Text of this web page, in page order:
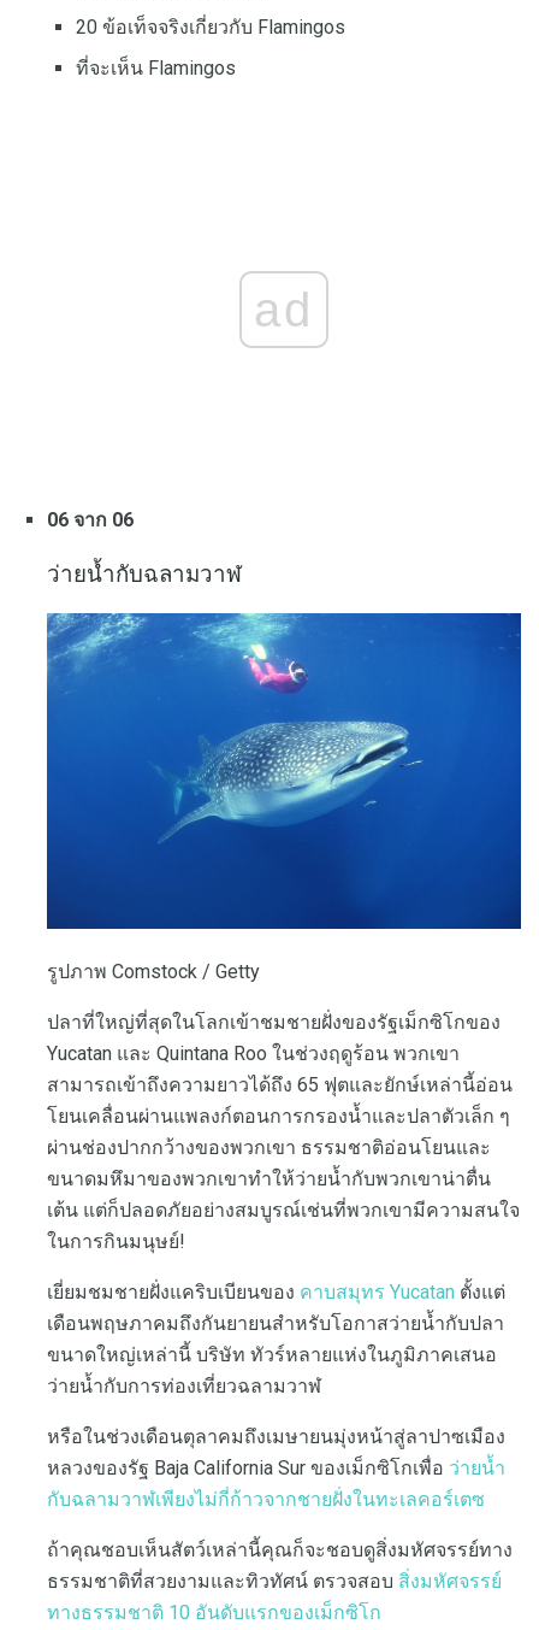
20 ข้อเท็จจริงเกี่ยวกับ Flamingos
ที่จะเห็น Flamingos
ad
06 จาก 06
ว่ายน้ำกับฉลามวาฬ
รูปภาพ Comstock / Getty
ปลาที่ใหญ่ที่สุดในโลกเข้าชมชายฝั่งของรัฐเม็กซิโกของ
Yucatan และ Quintana Roo ในช่วงฤดูร้อน พวกเขา
สามารถเข้าถึงความยาวได้ถึง 65 ฟุตและยักษ์เหล่านี้อ่อน
โยนเคลื่อนผ่านแพลงก์ตอนการกรองน้ำและปลาตัวเล็ก ๆ
ผ่านช่องปากกว้างของพวกเขา ธรรมชาติอ่อนโยนและ
ขนาดมหึมาของพวกเขาทำให้ว่ายน้ำกับพวกเขาน่าตื่น
เต้น แต่ก็ปลอดภัยอย่างสมบูรณ์เช่นที่พวกเขามีความสนใจ
ในการกินมนุษย์!
เยี่ยมชมชายฝั่งแคริบเบียนของ คาบสมุทร Yucatan ตั้งแต่
เดือนพฤษภาคมถึงกันยายนสำหรับโอกาสว่ายน้ำกับปลา
ขนาดใหญ่เหล่านี้ บริษัท ทัวร์หลายแห่งในภูมิภาคเสนอ
ว่ายน้ำกับการท่องเที่ยวฉลามวาฬ
หรือในช่วงเดือนตุลาคมถึงเมษายนมุ่งหน้าสู่ลาปาซเมือง
หลวงของรัฐ Baja California Sur ของเม็กซิโกเพื่อ ว่ายน้ำ
กับฉลามวาฬเพียงไม่กี่ก้าวจากชายฝั่งในทะเลคอร์เตซ
ถ้าคุณชอบเห็นสัตว์เหล่านี้คุณก็จะชอบดูสิ่งมหัศจรรย์ทาง
ธรรมชาติที่สวยงามและทิวทัศน์ ตรวจสอบ สิ่งมหัศจรรย์
ทางธรรมชาติ 10 อันดับแรกของเม็กซิโก